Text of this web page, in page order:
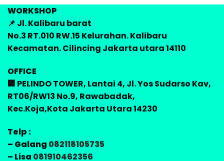
WORKSHOP
📌 Jl. Kalibaru barat
No.3 RT.010 RW.15 Kelurahan. Kalibaru
Kecamatan. Cilincing Jakarta utara 14110
OFFICE
🏢 PELINDO TOWER, Lantai 4, Jl. Yos Sudarso Kav,
RT06/RW13 No.9, Rawabadak,
Kec.Koja,Kota Jakarta Utara 14230
Telp :
– Galang 082118105735
– Lisa 081910462356